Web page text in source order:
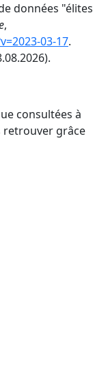
données "élites
,
03-17.
consultées à
retrouver grâce